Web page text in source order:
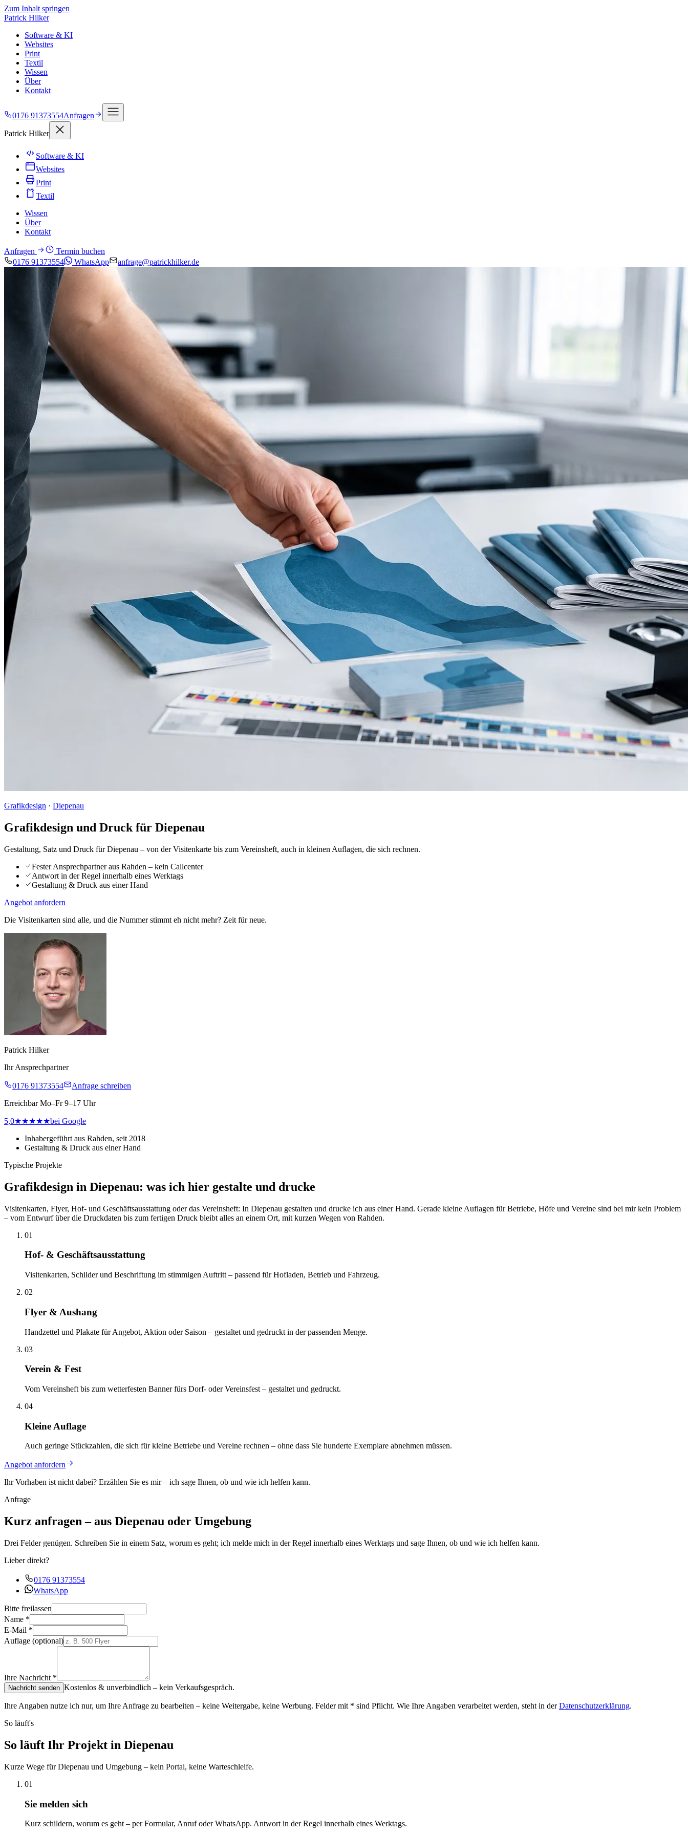
Zum Inhalt springen
Patrick Hilker
Software & KI
Websites
Print
Textil
Wissen
Über
Kontakt
0176 91373554Anfragen
Patrick Hilker
Software & KI
Websites
Print
Textil
Wissen
Über
Kontakt
Anfragen
Termin buchen
0176 91373554
WhatsApp anfrage@patrickhilker.de
Grafikdesign · Diepenau
Grafikdesign und Druck für Diepenau
Gestaltung, Satz und Druck für Diepenau – von der Visitenkarte bis zum Vereinsheft, auch in kleinen Auflagen, die sich rechnen.
Fester Ansprechpartner aus Rahden – kein Callcenter
Antwort in der Regel innerhalb eines Werktags
Gestaltung & Druck aus einer Hand
Angebot anfordern
Die Visitenkarten sind alle, und die Nummer stimmt eh nicht mehr? Zeit für neue.
Patrick Hilker
Ihr Ansprechpartner
0176 91373554
Anfrage schreiben
Erreichbar Mo–Fr 9–17 Uhr
5,0★★★★★bei Google
Inhabergeführt aus Rahden, seit 2018
Gestaltung & Druck aus einer Hand
Typische Projekte
Grafikdesign in Diepenau: was ich hier gestalte und drucke
Visitenkarten, Flyer, Hof- und Geschäftsausstattung oder das Vereinsheft: In Diepenau gestalten und drucke ich aus einer Hand. Gerade kleine Auflagen für Betriebe, Höfe und Vereine sind bei mir kein Problem
– vom Entwurf über die Druckdaten bis zum fertigen Druck bleibt alles an einem Ort, mit kurzen Wegen von Rahden.
01
Hof- & Geschäftsausstattung
Visitenkarten, Schilder und Beschriftung im stimmigen Auftritt – passend für Hofladen, Betrieb und Fahrzeug.
02
Flyer & Aushang
Handzettel und Plakate für Angebot, Aktion oder Saison – gestaltet und gedruckt in der passenden Menge.
03
Verein & Fest
Vom Vereinsheft bis zum wetterfesten Banner fürs Dorf- oder Vereinsfest – gestaltet und gedruckt.
04
Kleine Auflage
Auch geringe Stückzahlen, die sich für kleine Betriebe und Vereine rechnen – ohne dass Sie hunderte Exemplare abnehmen müssen.
Angebot anfordern
Ihr Vorhaben ist nicht dabei? Erzählen Sie es mir – ich sage Ihnen, ob und wie ich helfen kann.
Anfrage
Kurz anfragen – aus Diepenau oder Umgebung
Drei Felder genügen. Schreiben Sie in einem Satz, worum es geht; ich melde mich in der Regel innerhalb eines Werktags und sage Ihnen, ob und wie ich helfen kann.
Lieber direkt?
0176 91373554
WhatsApp
Bitte freilassen
Name *
E-Mail *
Auflage (optional)
Ihre Nachricht *
Nachricht senden Kostenlos & unverbindlich – kein Verkaufsgespräch.
Ihre Angaben nutze ich nur, um Ihre Anfrage zu bearbeiten – keine Weitergabe, keine Werbung. Felder mit * sind Pflicht. Wie Ihre Angaben verarbeitet werden, steht in derDatenschutzerklärung.
So läuft's
So läuft Ihr Projekt in Diepenau
Kurze Wege für Diepenau und Umgebung – kein Portal, keine Warteschleife.
01
Sie melden sich
Kurz schildern, worum es geht – per Formular, Anruf oder WhatsApp. Antwort in der Regel innerhalb eines Werktags.